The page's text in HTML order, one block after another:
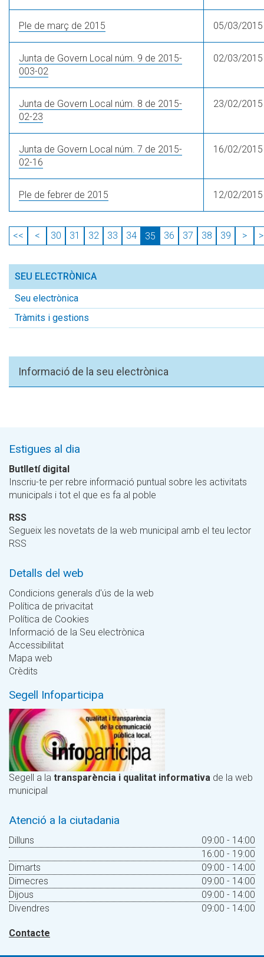
Ple de març de 2015 05/03/2015
Junta de Govern Local núm. 9 de 2015-
003-02
02/03/2015
Junta de Govern Local núm. 8 de 2015-
02-23
23/02/2015
Junta de Govern Local núm. 7 de 2015-
02-16
16/02/2015
Ple de febrer de 2015 12/02/2015
<< < 30 31 32 33 34 35 36 37 38 39 >
SEU ELECTRÒNICA
Seu electrònica
Tràmits i gestions
Informació de la seu electrònica
Estigues al dia
Butlletí digital
Inscriu-te per rebre informació puntual sobre les activitats
municipals i tot el que es fa al poble
RSS
Segueix les novetats de la web municipal amb el teu lector
RSS
Detalls del web
Condicions generals d'ús de la web
Política de privacitat
Política de Cookies
Informació de la Seu electrònica
Accessibilitat
Mapa web
Crèdits
Segell Infoparticipa
Segell a la transparència i qualitat informativa de la web
municipal
Atenció a la ciutadania
Dilluns
09:00 - 14:00
16:00 - 19:00
Dimarts
09:00 - 14:00
Dimecres
09:00 - 14:00
Dijous
09:00 - 14:00
Divendres
09:00 - 14:00
Contacte